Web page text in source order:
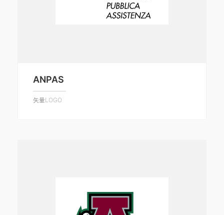
ANPAS
矢量LOGO